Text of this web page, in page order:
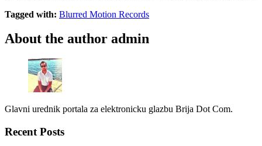
Tagged with: Blurred Motion Records
About the author admin
Glavni urednik portala za elektronicku glazbu Brija Dot Com.
Recent Posts